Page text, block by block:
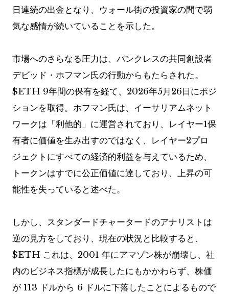
日連続の出金となり、ウォール街の投資家の間で弱
気な感情が続いていることを示した。
市場へのさらなる圧力は、バンクレスの共同創設者
デビッド・ホフマン氏の行動からもたらされた。
$ETH 9年間の保有を経て、2026年5月26日にポジ
ションを取得。ホフマン氏は、イーサリアムネット
ワークは「利他的」に運営されており、レイヤー1保
有者に価値を生み出すのではなく、レイヤー2プロ
ジェクトにすべての経済的利益を与えているため、
トークンはすでに公正価値に達しており、上昇の可
能性を失っていると述べた。
しかし、スタンダードチャータードのアナリストは
逆の見方をしており、現在の状況と比較すると、
$ETH これは、2001 年にアマゾン株が崩壊し、社
内のビジネス指標が成長したにもかかわらず、株価
が 113 ドルから 6 ドルに下落したことによるもので